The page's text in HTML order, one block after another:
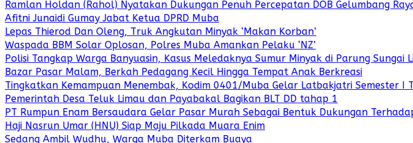
Ramlan Holdan (Rahol) Nyatakan Dukungan Penuh Percepatan DOB Gelumbang
Afitni Junaidi Gumay Jabat Ketua DPRD Muba
Lepas Thierod Dan Oleng, Truk Angkutan Minyak ‘Makan Korban’
Waspada BBM Solar Oplosan, Polres Muba Amankan Pelaku ‘NZ’
Polisi Tangkap Warga Banyuasin, Kasus Meledaknya Sumur Minyak di Parung Sungai
Bazar Pasar Malam, Berkah Pedagang Kecil Hingga Tempat Anak Berkreasi
Tingkatkan Kemampuan Menembak, Kodim 0401/Muba Gelar Latbakjatri Semester I
Pemerintah Desa Teluk Limau dan Payabakal Bagikan BLT DD tahap 1
PT Rumpun Enam Bersaudara Gelar Pasar Murah Sebagai Bentuk Dukungan
Haji Nasrun Umar (HNU) Siap Maju Pilkada Muara Enim
Sedang Ambil Wudhu, Warga Muba Diterkam Buaya